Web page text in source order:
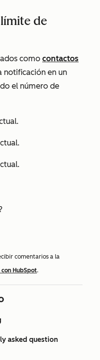
de
como contactos
notificación en un
el número de
comentarios a la
HubSpot.
asked question